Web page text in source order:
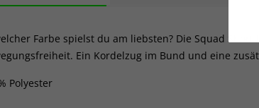
Farbe spielst du am liebsten? Die Squad
Ein Kordelzug im Bund und eine
Polyester